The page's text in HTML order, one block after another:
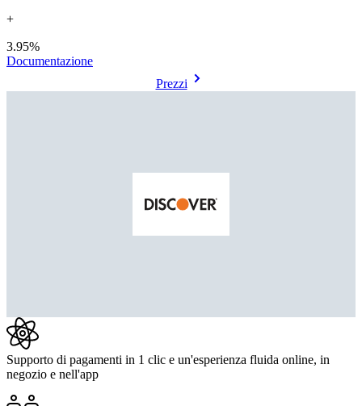
+
3.95%
Documentazione
Prezzi
Supporto di pagamenti in 1 clic e un'esperienza fluida online, in
negozio e nell'app